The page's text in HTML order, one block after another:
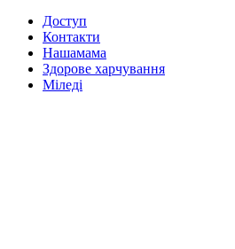
Доступ
Контакти
Нашамама
Здорове харчування
Міледі